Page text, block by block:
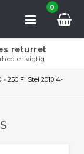
0
returret
er vigtig
»250 FI Stel 2010 4-